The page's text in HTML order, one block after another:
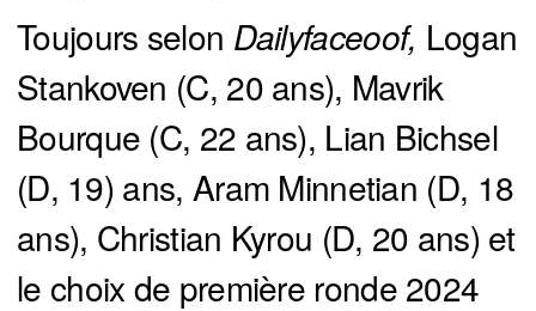
Toujours selon Dailyfaceoof, Logan
Stankoven (C, 20 ans), Mavrik
Bourque (C, 22 ans), Lian Bichsel
(D, 19) ans, Aram Minnetian (D, 18
ans), Christian Kyrou (D, 20 ans) et
le choix de première ronde 2024